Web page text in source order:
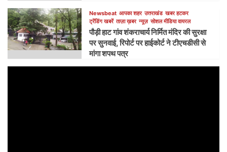
Newsbeat आपका शहर उत्तराखंड खबर हटकर
ट्रेंडिंग खबरें ताज़ा ख़बर न्यूज़ सोशल मीडिया वायरल
पौड़ी हाट गांव शंकराचार्य निर्मित मंदिर की सुरक्षा
पर सुनवाई, रिपोर्ट पर हाईकोर्ट ने टीएचडीसी से
मांगा शपथ पत्र